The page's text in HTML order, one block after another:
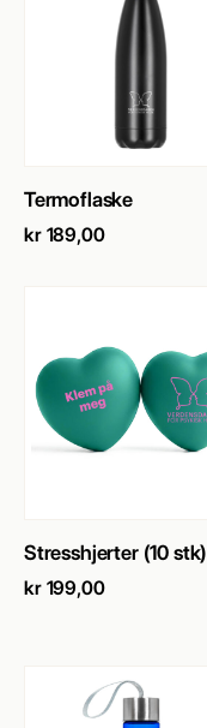
SE PRODUKT
Termoflaske
kr189,00
SE PRODUKT→
Stresshjerter (10 stk)
kr199,00